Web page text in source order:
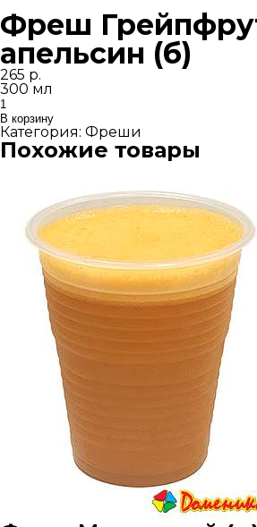
Фреш
апельсин (б)
265 р.
300 мл
Количество
товара
Фреш
Грейпфрут-
апельсин
В корзину
Категория: Фреши
Похожие товары